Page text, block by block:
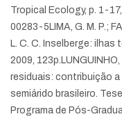
Tropical Ecology, p. 1-
00283-5 LIMA, G. M. P.;
L. C. C. Inselberge: ilhas
2009, 123p.
residuais: contribuição
semiárido brasileiro.
Programa de Pós-